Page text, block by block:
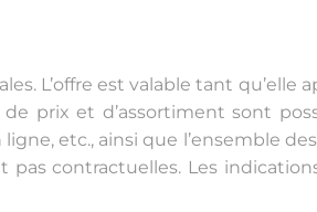
L’offre est valable tant
prix et d’assortiment sont
etc., ainsi que l’ensemble
contractuelles. Les